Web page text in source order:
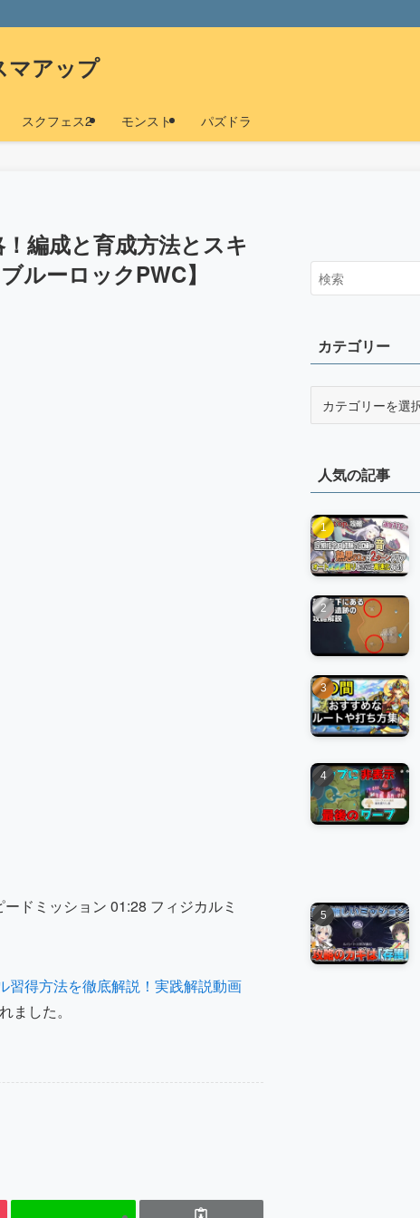
マアップ
スクフェス2 モンスト パズドラ
編成と育成方法とスキ
ルーロックPWC】
ドミッション 01:28 フィジカルミ
習得方法を徹底解説！実践解説動画
ました。
カテゴリー
ー人気の記事